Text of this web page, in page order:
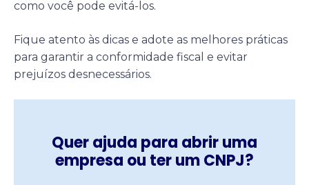
como você pode evitá-los.
Fique atento às dicas e adote as melhores práticas
para garantir a conformidade fiscal e evitar
prejuízos desnecessários.
Quer ajuda para abrir uma
empresa ou ter um CNPJ?